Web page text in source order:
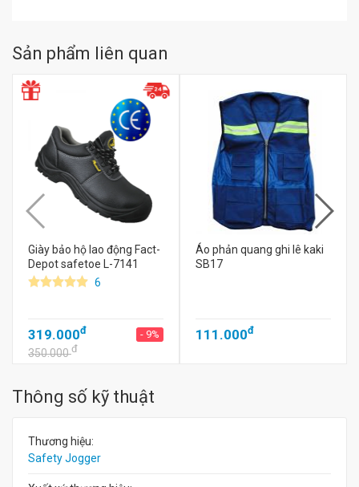
Sản phẩm liên quan
Giày bảo hộ lao động Fact-
Depot safetoe L-7141
6
319.000đ - 9%
350.000đ
Áo phản quang ghi lê kaki
SB17
111.000đ
Thông số kỹ thuật
Thương hiệu:
Safety Jogger